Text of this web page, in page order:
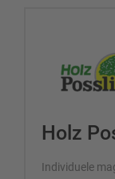
Holz
Individuele